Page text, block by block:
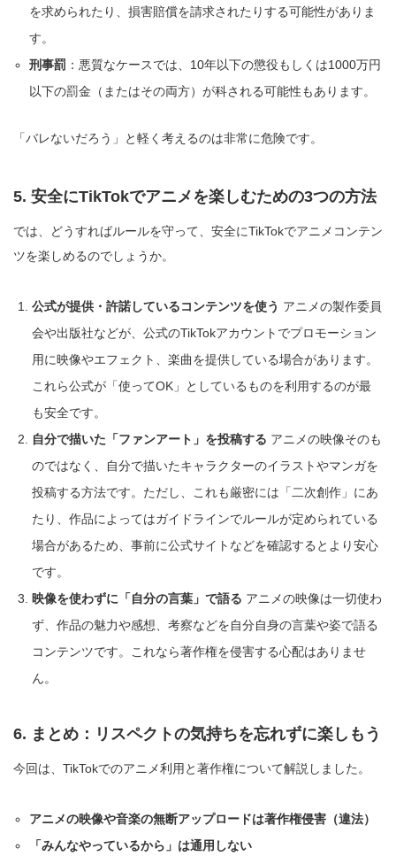
を求められたり、損害賠償を請求されたりする可能性がありま
す。
刑事罰 ：悪質なケースでは、10年以下の懲役もしくは1000万円
以下の罰金（またはその両方）が科される可能性もあります。
「バレないだろう」と軽く考えるのは非常に危険です。
5. 安全にTikTokでアニメを楽しむための3つの方法
では、どうすればルールを守って、安全にTikTokでアニメコンテン
ツを楽しめるのでしょうか。
公式が提供・許諾しているコンテンツを使う アニメの製作委員
会や出版社などが、公式のTikTokアカウントでプロモーション
用に映像やエフェクト、楽曲を提供している場合があります。
これら公式が「使ってOK」としているものを利用するのが最
も安全です。
自分で描いた「ファンアート」を投稿する アニメの映像そのも
のではなく、自分で描いたキャラクターのイラストやマンガを
投稿する方法です。ただし、これも厳密には「二次創作」にあ
たり、作品によってはガイドラインでルールが定められている
場合があるため、事前に公式サイトなどを確認するとより安心
です。
映像を使わずに「自分の言葉」で語る アニメの映像は一切使わ
ず、作品の魅力や感想、考察などを自分自身の言葉や姿で語る
コンテンツです。これなら著作権を侵害する心配はありませ
ん。
6. まとめ：リスペクトの気持ちを忘れずに楽しもう
今回は、TikTokでのアニメ利用と著作権について解説しました。
アニメの映像や音楽の無断アップロードは著作権侵害（違法）
「みんなやっているから」は通用しない